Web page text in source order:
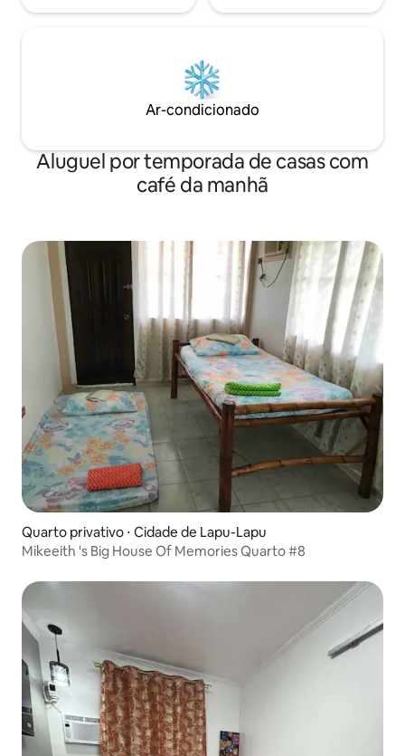
Ar-condicionado
Aluguel por temporada de casas com
café da manhã
Quarto privativo ⋅ Cidade de Lapu-Lapu
Mikeeith 's Big House Of Memories Quarto #8